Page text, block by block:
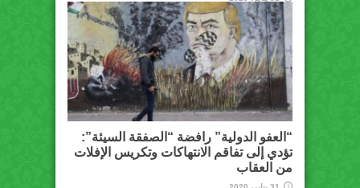
“العفو الدولية” رافضة “الصفقة السيئة”:
تؤدي إلى تفاقم الانتهاكات وتكريس الإفلات
من العقاب